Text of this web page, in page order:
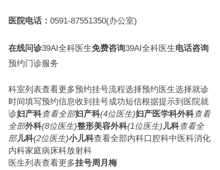
医院电话： 0591-87551350(办公室)
在线问诊39AI全科医生免费咨询39AI全科医生电话咨询
预约门诊服务
科室列表查看更多预约挂号流程选择预约医生选择就诊
时间填写预约信息收到挂号成功短信根据提示到医院就
诊妇产科查看全部妇产科(4位医生)妇产医学科外科查看
全部外科(8位医生)整形美容外科(1位医生) 儿科查看全
部儿科(2位医生)小儿科查看全部内科口腔科中医科消化
内科家庭病床科放射科
医生列表查看更多挂号周月梅